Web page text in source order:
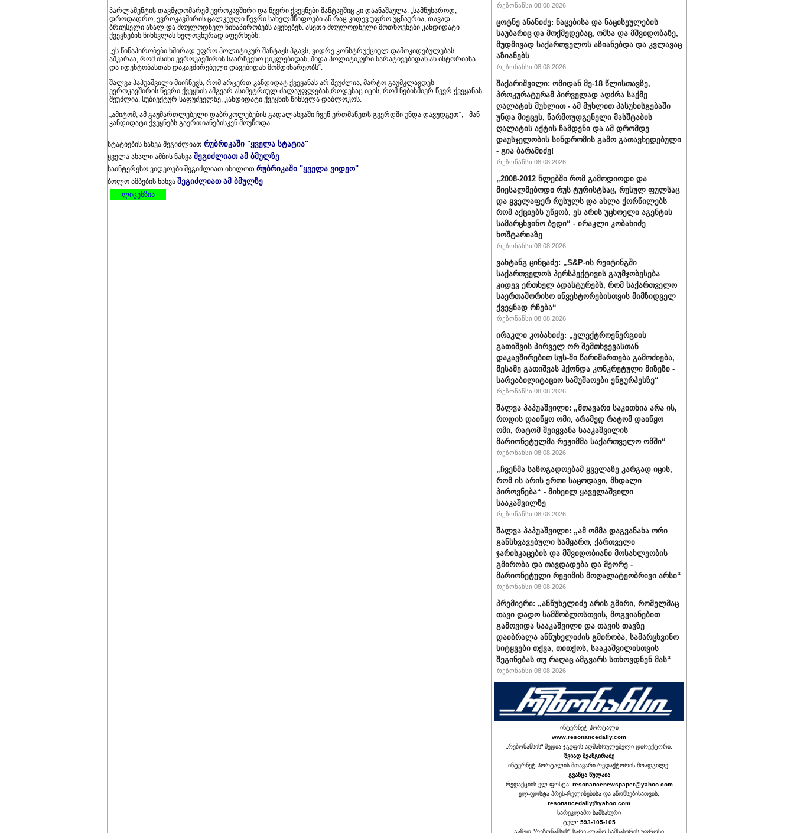
პარლამენტის თავმჯდომარემ ევროკავშირი და წევრი ქვეყნები შანტაჟშიც კი დაანაშაულა: „სამწუხაროდ,
დროდადრო, ევროკავშირის ცალკეული წევრი სახელმწიფოები ან რაც კიდევ უფრო უცნაურია, თავად
ბრიუსელი ახალ და მოულოდნელ წინაპირობებს აყენებენ. ასეთი მოულოდნელი მოთხოვნები კანდიდატი
ქვეყნების წინსვლას ხელოვნურად აფერხებს.
„ეს წინაპირობები ხშირად უფრო პოლიტიკურ შანტაჟს ჰგავს, ვიდრე კონსტრუქციულ დამოკიდებულებას.
აშკარაა, რომ ისინი ევროკავშირის საარჩევნო ციკლებიდან, შიდა პოლიტიკური ნარატივებიდან ან ისტორიასა
და იდენტობასთან დაკავშირებული დავებიდან მომდინარეობს“.
შალვა პაპუაშვილი მიიჩნევს, რომ არცერთ კანდიდატ ქვეყანას არ შეუძლია, მარტო გაუმკლავდეს
ევროკავშირის წევრი ქვეყნის ამგვარ ასიმეტრიულ ძალაუფლებას,როდესაც იცის, რომ ნებისმიერ წევრ ქვეყანას
შეუძლია, სუბიექტურ საფუძველზე, კანდიდატი ქვეყნის წინსვლა დაბლოკოს.
„ამიტომ, ამ გაუმართლებელი დაბრკოლებების გადალახვაში ჩვენ ერთმანეთს გვერდში უნდა დავუდგეთ“, - მან
კანდიდატი ქვეყნებს გაერთიანებისკენ მოუწოდა.
სტატიების ნახვა შეგიძლიათ რუბრიკაში "ყველა სტატია"
ყველა ახალი ამბის ნახვა შეგიძლიათ ამ ბმულზე
საინტერესო ვიდეოები შეგიძლიათ იხილოთ რუბრიკაში "ყველა ვიდეო"
ბოლო ამბების ნახვა შეგიძლიათ ამ ბმულზე
ლიცენზია
რეზონანსი 08.08.2026
ცოტნე ანანიძე: ნაცებისა და ნაცისეულების
საუბარიც და მოქმედებაც, ომსა და მშვიდობაზე,
მუდმივად საქართველოს აზიანებდა და კვლავაც
აზიანებს
რეზონანსი 08.08.2026
შაქარიშვილი: ომიდან მე-18 წლისთავზე,
პროკურატურამ პირველად აღძრა საქმე
ღალატის მუხლით - ამ მუხლით პასუხისგებაში
უნდა მიეცეს, წარმოუდგენელი მასშტაბის
ღალატის აქტის ჩამდენი და ამ დრომდე
დაუსჯელობის სინდრომის გამო გათავხედებული
- გია ბარამიძე!
რეზონანსი 08.08.2026
„2008-2012 წლებში რომ გამოდიოდი და
მიესალმებოდი რუს ტურისტსაც, რუსულ ფულსაც
და ყველაფერ რუსულს და ახლა ქორწილებს
რომ აქციებს უწყობ, ეს არის უცხოელი აგენტის
სამარცხვინო ბედი“ - ირაკლი კობახიძე
ხოშტარიაზე
რეზონანსი 08.08.2026
ვახტანგ ცინცაძე: „S&P-ის რეიტინგში
საქართველოს პერსპექტივის გაუმჯობესება
კიდევ ერთხელ ადასტურებს, რომ საქართველო
საერთაშორისო ინვესტორებისთვის მიმზიდველ
ქვეყნად რჩება“
რეზონანსი 08.08.2026
ირაკლი კობახიძე: „ელექტროენერგიის
გათიშვის პირველ ორ შემთხვევასთან
დაკავშირებით სუს-ში წარიმართება გამოძიება,
მესამე გათიშვას ჰქონდა კონკრეტული მიზეზი -
სარეაბილიტაციო სამუშაოები ენგურჰესზე“
რეზონანსი 08.08.2026
შალვა პაპუაშვილი: „მთავარი საკითხია არა ის,
როდის დაიწყო ომი, არამედ რატომ დაიწყო
ომი, რატომ შეიყვანა სააკაშვილის
მარიონეტულმა რეჟიმმა საქართველო ომში“
რეზონანსი 08.08.2026
„ჩვენმა საზოგადოებამ ყველაზე კარგად იცის,
რომ ის არის ერთი საცოდავი, მხდალი
პიროვნება“ - მიხეილ ყაველაშვილი
სააკაშვილზე
რეზონანსი 08.08.2026
შალვა პაპუაშვილი: „ამ ომმა დაგვანახა ორი
განსხვავებული სამყარო, ქართველი
ჯარისკაცების და მშვიდობიანი მოსახლეობის
გმირობა და თავდადება და მეორე -
მარიონეტული რეჟიმის მოღალატეობრივი არსი“
რეზონანსი 08.08.2026
პრემიერი: „ანწუხელიძე არის გმირი, რომელმაც
თავი დადო სამშობლოსთვის, მოგვიანებით
გამოვიდა სააკაშვილი და თავის თავზე
დაიბრალა ანწუხელიძის გმირობა, სამარცხვინო
სიტყვები თქვა, თითქოს, სააკაშვილისთვის
შეგინებას თუ რაღაც ამგვარს სთხოვდნენ მას“
რეზონანსი 08.08.2026
ინტერნეტ-პორტალი
www.resonancedaily.com
„რეზონანსის“ მედია ჯგუფის აღმასრულებელი დირექტორი:
ზვიად შვანგირაძე
ინტერნეტ-პორტალის მთავარი რედაქტორის მოადგილე:
გვანცა წულაია
რედაქციის ელ-ფოსტა: resonancenewspaper@yahoo.com
ელ-ფოსტა პრეს-რელიზებისა და ანონსებისათვის:
resonancedaily@yahoo.com
სარეკლამო სამსახური
ტელ: 593-105-105
გაზეთ "რეზონანსის" სარეკლამო სამსახურის უფროსი